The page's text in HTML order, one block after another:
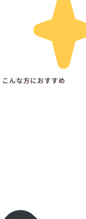
こんな方におすすめ